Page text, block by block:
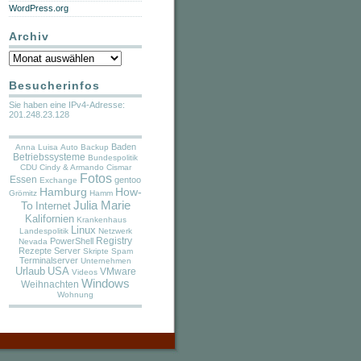
WordPress.org
Archiv
Archiv
Besucherinfos
Sie haben eine IPv4-Adresse:
201.248.23.128
Anna Luisa Auto Backup Baden
Betriebssysteme Bundespolitik
CDU Cindy & Armando Cismar
Essen Exchange Fotos gentoo
Grömitz Hamburg Hamm How-
To Internet Julia Marie
Kalifornien Krankenhaus
Landespolitik Linux Netzwerk
Nevada PowerShell Registry
Rezepte Server Skripte Spam
Terminalserver Unternehmen
Urlaub USA Videos VMware
Weihnachten Windows
Wohnung